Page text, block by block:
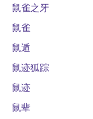
鼠雀之牙
鼠雀
鼠遁
鼠迹狐踪
鼠迹
鼠辈